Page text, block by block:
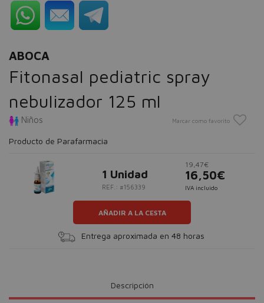
ABOCA
Fitonasal pediatric spray
nebulizador 125 ml
Niños Marcar como favorito
Producto de Parafarmacia
1 Unidad
REF.: #156339
19,47€
16,50€
IVA incluido
AÑADIR A LA CESTA
Entrega aproximada en 48 horas
Descripción